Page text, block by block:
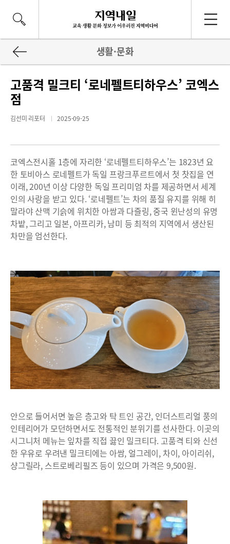
생활·문화
고품격 밀크티 ‘로네펠트티하우스’ 코엑스
점
김선미 리포터 2025-09-25
코엑스전시홀 1층에 자리한 ‘로네펠트티하우스’는 1823년 요
한 토비아스 로네펠트가 독일 프랑크푸르트에서 첫 찻집을 연
이래, 200년 이상 다양한 독일 프리미엄 차를 제공하면서 세계
인의 사랑을 받고 있다. ‘로네펠트’는 차의 품질 유지를 위해 히
말라야 산맥 기슭에 위치한 아쌈과 다즐링, 중국 윈난성의 유명
차밭, 그리고 일본, 아프리카, 남미 등 최적의 지역에서 생산된
차만을 엄선한다.
안으로 들어서면 높은 층고와 탁 트인 공간, 인더스트리얼 풍의
인테리어가 모던하면서도 전통적인 분위기를 선사한다. 이곳의
시그니처 메뉴는 잎차를 직접 끓인 밀크티다. 고품격 티와 신선
한 우유로 우려낸 밀크티에는 아쌈, 얼그레이, 차이, 아이리쉬,
샹그릴라, 스트로베리필즈 등이 있으며 가격은 9,500원.